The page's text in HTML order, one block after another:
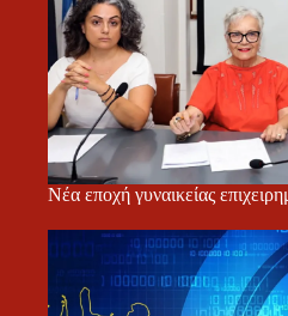
Νέα εποχή γυναικείας